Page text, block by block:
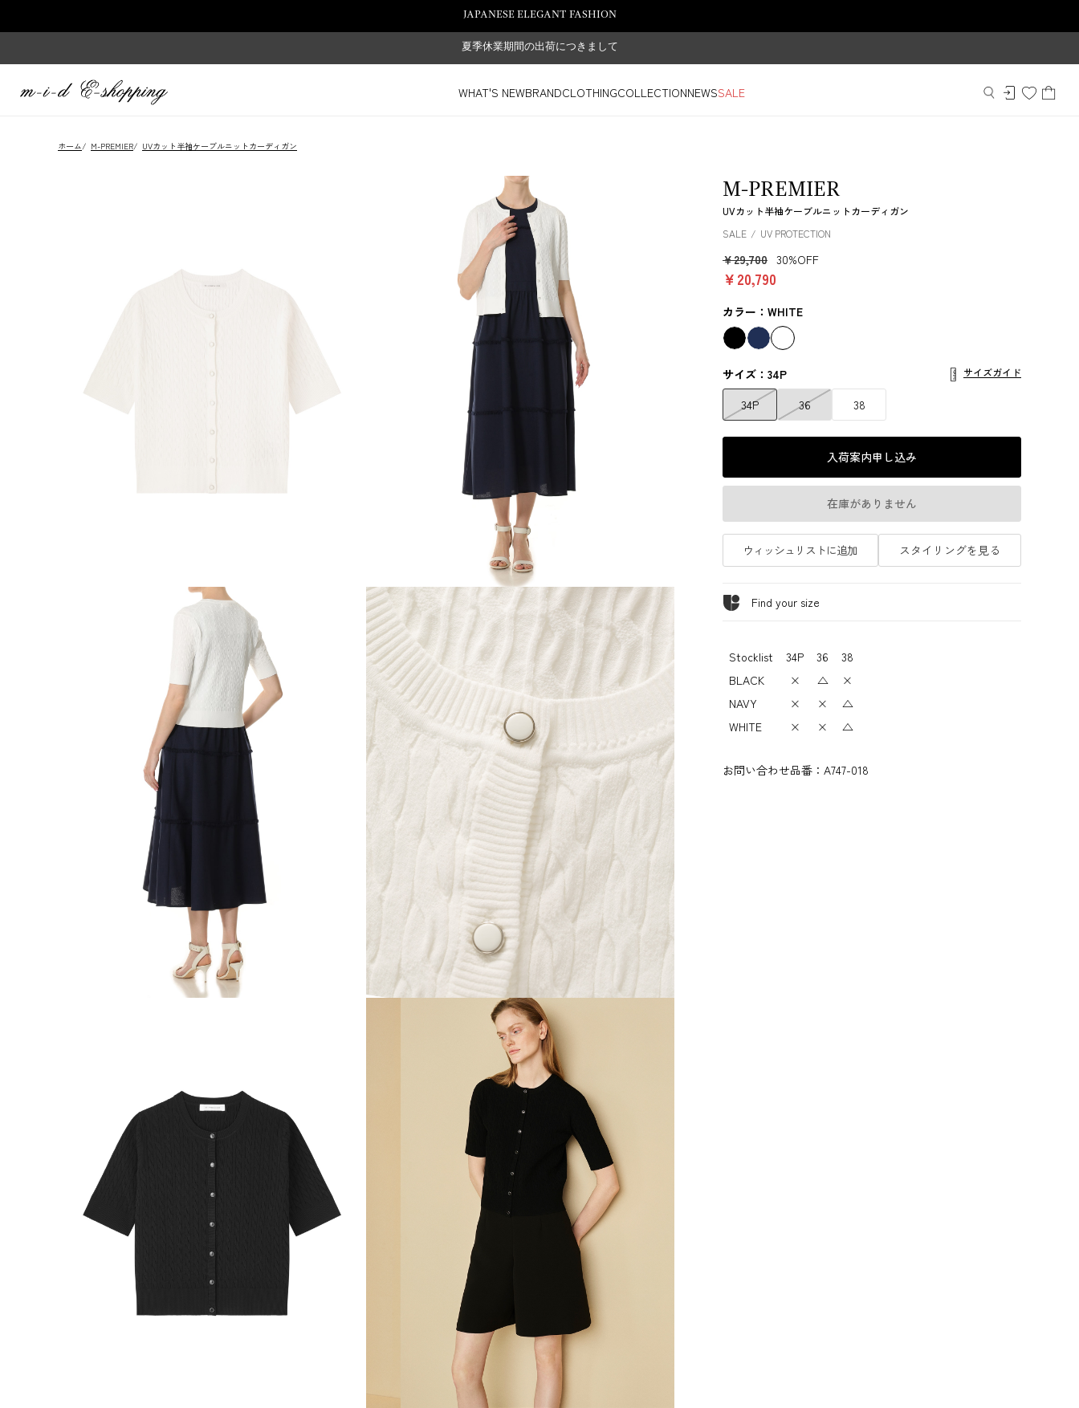
JAPANESE ELEGANT FASHION
夏季休業期間の出荷につきまして
WHAT'S NEWBRANDCLOTHINGCOLLECTIONNEWSSALE
ホーム/ M-PREMIER/ UVカット半袖ケーブルニットカーディガン
M-PREMIER
UVカット半袖ケーブルニットカーディガン
SALE
UV PROTECTION
￥29,700 30%OFF
￥20,790
カラー：WHITE
サイズ：34P サイズガイド
34P 36 38
入荷案内申し込み
在庫がありません
ウィッシュリストに追加 スタイリングを見る
Find your size
Stocklist 34P 36
38
BLACK
× △
×
NAVY
× ×
△
WHITE
× × △
お問い合わせ品番： A747-018